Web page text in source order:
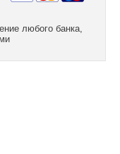
любого банка,